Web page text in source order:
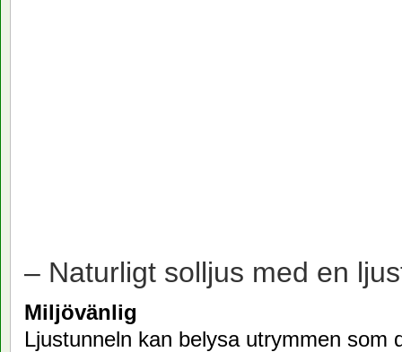
– Naturligt solljus med en
Miljövänlig
Ljustunneln kan belysa utrymmen som